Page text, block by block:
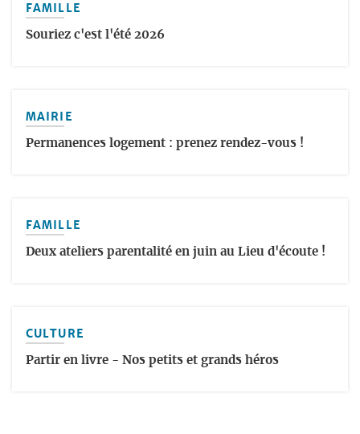
FAMILLE
Souriez c'est l'été 2026
MAIRIE
Permanences logement : prenez rendez-vous !
FAMILLE
Deux ateliers parentalité en juin au Lieu d'écoute !
CULTURE
Partir en livre - Nos petits et grands héros